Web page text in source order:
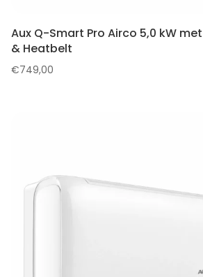
Aux Q-Smart Pro Airco 5,0 kW
& Heatbelt
€749,00